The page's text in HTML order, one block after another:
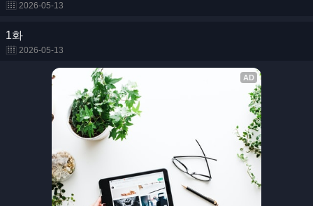
2026-05-13
1화
2026-05-13